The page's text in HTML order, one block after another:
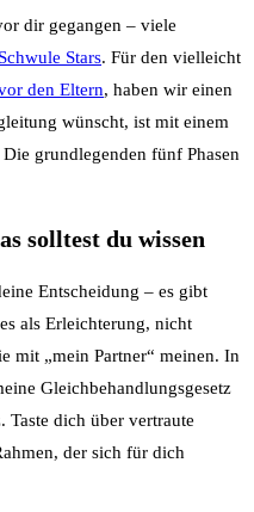
dir gegangen – viele
Schwule Stars. Für den vielleicht
den Eltern, haben wir einen
wünscht, ist mit einem
grundlegenden fünf Phasen
solltest du wissen
Entscheidung – es gibt
als Erleichterung, nicht
mit „mein Partner“ meinen. In
Gleichbehandlungsgesetz
dich über vertraute
der sich für dich